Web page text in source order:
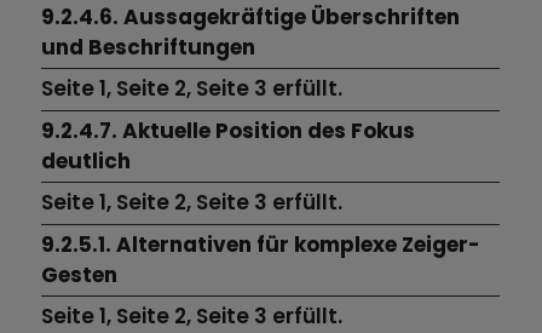
9.2.4.6. Aussagekräftige Überschriften
und Beschriftungen
Seite 1, Seite 2, Seite 3 erfüllt.
9.2.4.7. Aktuelle Position des Fokus
deutlich
Seite 1, Seite 2, Seite 3 erfüllt.
9.2.5.1. Alternativen für komplexe Zeiger-
Gesten
Seite 1, Seite 2, Seite 3 erfüllt.